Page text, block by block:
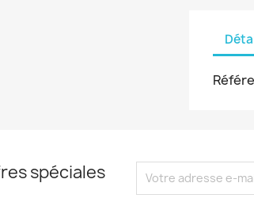
spéciales